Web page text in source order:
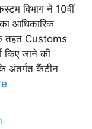
विभाग ने 10वीं
आधिकारिक
के तहत Customs
किए जाने की
अंतर्गत कैंटीन